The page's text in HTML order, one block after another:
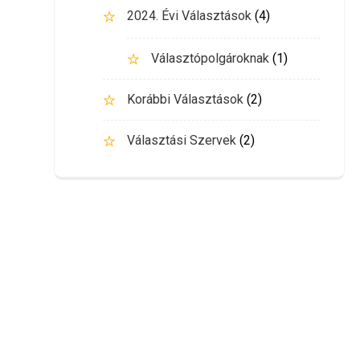
2024. Évi Választások (4)
Választópolgároknak (1)
Korábbi Választások (2)
Választási Szervek (2)